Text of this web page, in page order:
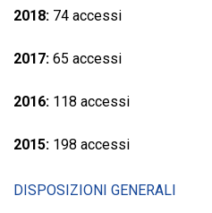
2018: 74 accessi
2017: 65 accessi
2016: 118 accessi
2015: 198 accessi
DISPOSIZIONI GENERALI